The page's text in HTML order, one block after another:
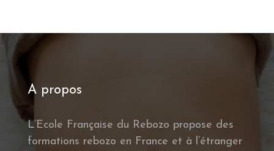
A propos
L’Ecole Française du Rebozo propose des
formations rebozo en France et à l’étranger